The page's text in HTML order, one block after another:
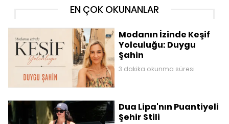
EN ÇOK OKUNANLAR
Modanın İzinde Keşif
Yolculuğu: Duygu
Şahin
3 dakika okunma süresi
Dua Lipa'nın Puantiyeli
Şehir Stili